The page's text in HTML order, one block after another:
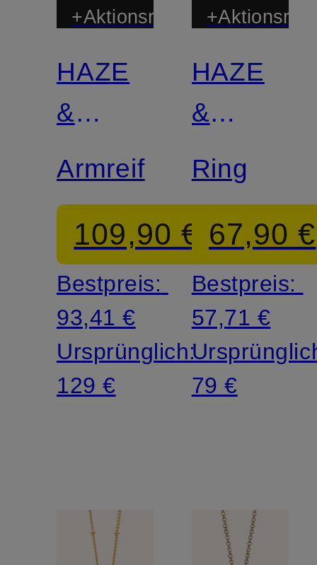
+Aktionsrabatt
HAZE
&
GLORY
Armreif
109,90 €
Bestpreis:
93,41 €
Ursprünglich:
129 €
HAZE
&
GLORY
Ring
67,90 €
Bestpreis:
57,71 €
79 €